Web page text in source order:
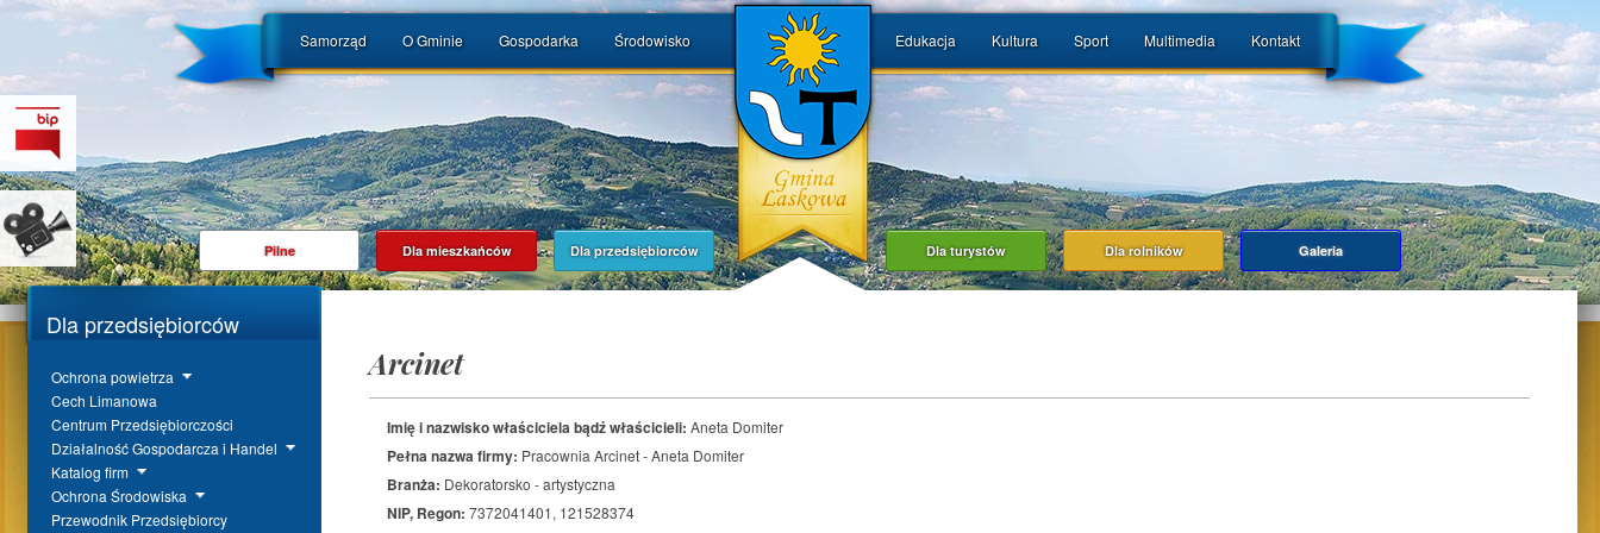
Samorząd O Gminie Gospodarka Środowisko Edukacja Kultura Sport Multimedia Kontakt
Pilne Dla mieszkańców Dla przedsiębiorców Dla turystów Dla rolników Galeria
Dla przedsiębiorców
Ochrona powietrza
Cech Limanowa
Centrum Przedsiębiorczości
Działalność Gospodarcza i Handel
Katalog firm
Ochrona Środowiska
Przewodnik Przedsiębiorcy
Arcinet
Imię i nazwisko właściciela bądź właścicieli: Aneta Domiter
Pełna nazwa firmy: Pracownia Arcinet - Aneta Domiter
Branża: Dekoratorsko - artystyczna
NIP, Regon: 7372041401, 121528374